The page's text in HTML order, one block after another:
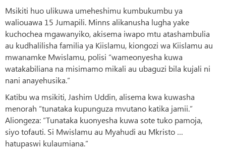
Msikiti huo ulikuwa umeheshimu kumbukumbu ya
waliouawa 15 Jumapili. Minns alikanusha lugha yake
kuchochea mgawanyiko, akisema iwapo mtu atashambulia
au kudhalilisha familia ya Kiislamu, kiongozi wa Kiislamu au
mwanamke Mwislamu, polisi “wameonyesha kuwa
watakabiliana na misimamo mikali au ubaguzi bila kujali ni
nani anayehusika.”
Katibu wa msikiti, Jashim Uddin, alisema kwa kuwasha
menorah “tunataka kupunguza mvutano katika jamii.”
Aliongeza: “Tunataka kuonyesha kuwa sote tuko pamoja,
siyo tofauti. Si Mwislamu au Myahudi au Mkristo …
hatupaswi kulaumiana.”